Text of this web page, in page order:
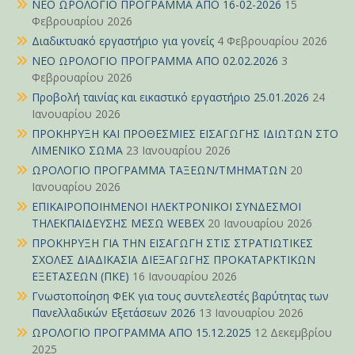
ΝΕΟ ΩΡΟΛΟΓΙΟ ΠΡΟΓΡΑΜΜΑ ΑΠΟ 16-02-2026 15
Φεβρουαρίου 2026
Διαδικτυακό εργαστήριο για γονείς 4 Φεβρουαρίου 2026
ΝΕΟ ΩΡΟΛΟΓΙΟ ΠΡΟΓΡΑΜΜΑ ΑΠΟ 02.02.2026 3
Φεβρουαρίου 2026
Προβολή ταινίας και εικαστικό εργαστήριο 25.01.2026 24
Ιανουαρίου 2026
ΠΡΟΚΗΡΥΞΗ ΚΑΙ ΠΡΟΘΕΣΜΙΕΣ ΕΙΣΑΓΩΓΗΣ ΙΔΙΩΤΩΝ ΣΤΟ
ΛΙΜΕΝΙΚΟ ΣΩΜΑ 23 Ιανουαρίου 2026
ΩΡΟΛΟΓΙΟ ΠΡΟΓΡΑΜΜΑ ΤΑΞΕΩΝ/ΤΜΗΜΑΤΩΝ 20
Ιανουαρίου 2026
ΕΠΙΚΑΙΡΟΠΟΙΗΜΕΝΟΙ ΗΛΕΚΤΡΟΝΙΚΟΙ ΣΥΝΔΕΣΜΟΙ
ΤΗΛΕΚΠΑΙΔΕΥΣΗΣ ΜΕΣΩ WEBEX 20 Ιανουαρίου 2026
ΠΡΟΚΗΡΥΞΗ ΓΙΑ ΤΗΝ ΕΙΣΑΓΩΓΗ ΣΤΙΣ ΣΤΡΑΤΙΩΤΙΚΕΣ
ΣΧΟΛΕΣ ΔΙΑΔΙΚΑΣΙΑ ΔΙΕΞΑΓΩΓΗΣ ΠΡΟΚΑΤΑΡΚΤΙΚΩΝ
ΕΞΕΤΑΣΕΩΝ (ΠΚΕ) 16 Ιανουαρίου 2026
Γνωστοποίηση ΦΕΚ για τους συντελεστές βαρύτητας των
Πανελλαδικών Εξετάσεων 2026 13 Ιανουαρίου 2026
ΩΡΟΛΟΓΙΟ ΠΡΟΓΡΑΜΜΑ ΑΠΟ 15.12.2025 12 Δεκεμβρίου
2025